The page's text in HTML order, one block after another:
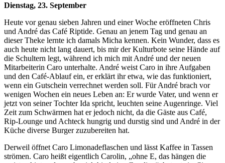
Dienstag, 23. September
Heute vor genau sieben Jahren und einer Woche eröffneten Chris
und André das Café Riptide. Genau an jenem Tag und genau an
dieser Theke lernte ich damals Micha kennen. Kein Wunder, dass es
auch heute nicht lang dauert, bis mir der Kulturbote seine Hände auf
die Schultern legt, während ich mich mit André und der neuen
Mitarbeiterin Caro unterhalte. André weist Caro in ihre Aufgaben
und den Café-Ablauf ein, er erklärt ihr etwa, wie das funktioniert,
wenn ein Gutschein verrechnet werden soll. Für André brach vor
wenigen Wochen ein neues Leben an: Er wurde Vater, und wenn er
jetzt von seiner Tochter Ida spricht, leuchten seine Augenringe. Viel
Zeit zum Schwärmen hat er jedoch nicht, da die Gäste aus Café,
Rip-Lounge und Achteck hungrig und durstig sind und André in der
Küche diverse Burger zuzubereiten hat.
Derweil öffnet Caro Limonadeflaschen und lässt Kaffee in Tassen
strömen. Caro heißt eigentlich Carolin, „ohne E, das hängen die